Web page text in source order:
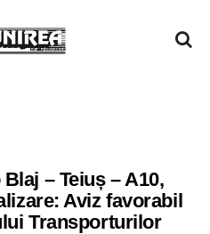
– Teiuș – A10,
Aviz favorabil
Transporturilor